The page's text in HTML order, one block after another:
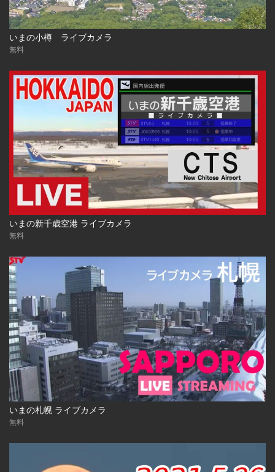
いまの小樽 ライブカメラ
無料
いまの新千歳空港 ライブカメラ
無料
いまの札幌 ライブカメラ
無料